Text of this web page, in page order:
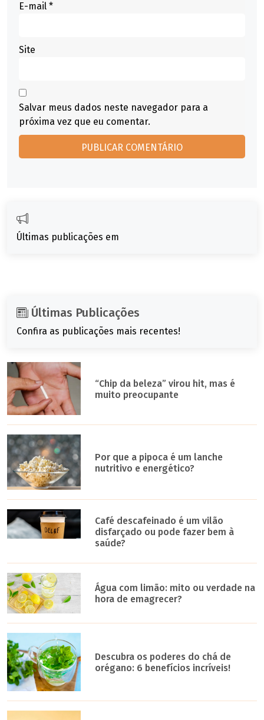
E-mail *
Site
Salvar meus dados neste navegador para a
próxima vez que eu comentar.
Últimas publicações em
Últimas Publicações
Confira as publicações mais recentes!
“Chip da beleza” virou hit, mas é
muito preocupante
Por que a pipoca é um lanche
nutritivo e energético?
Café descafeinado é um vilão
disfarçado ou pode fazer bem à
saúde?
Água com limão: mito ou verdade na
hora de emagrecer?
Descubra os poderes do chá de
orégano: 6 benefícios incríveis!